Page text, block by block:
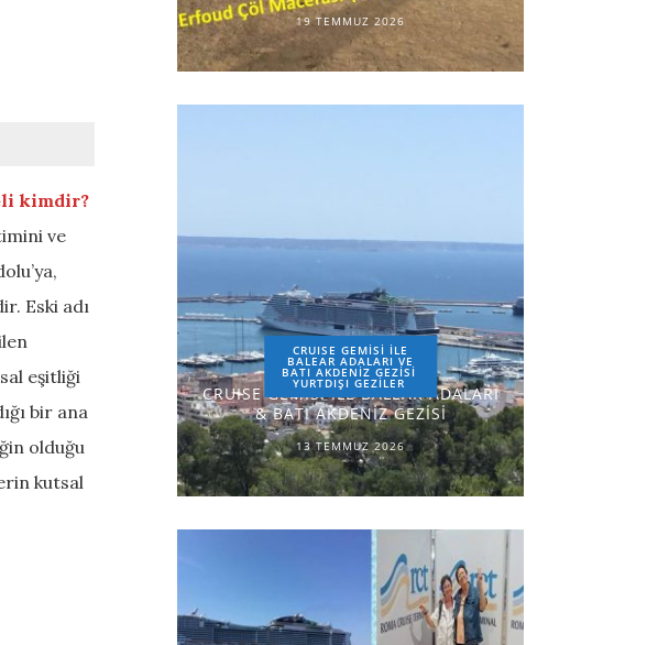
kimdir?
ve
Eski adı
eşitliği
bir ana
olduğu
kutsal
19 TEMMUZ 2026
CRUISE GEMİSİ İLE
BALEAR ADALARI VE
BATI AKDENİZ GEZİSİ
YURTDIŞI GEZILER
CRUISE GEMİSİ İLE BALEAR ADALARI
& BATI AKDENİZ GEZİSİ
13 TEMMUZ 2026